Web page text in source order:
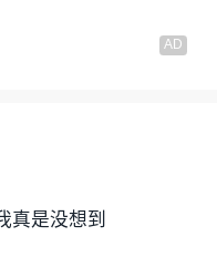
真是没想到